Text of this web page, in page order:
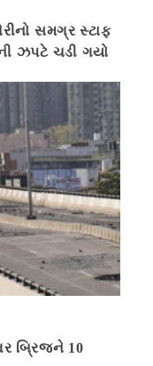
સમગ્ર સ્ટાફ
ઝપટે ચડી ગયો
બ્રિજને 10